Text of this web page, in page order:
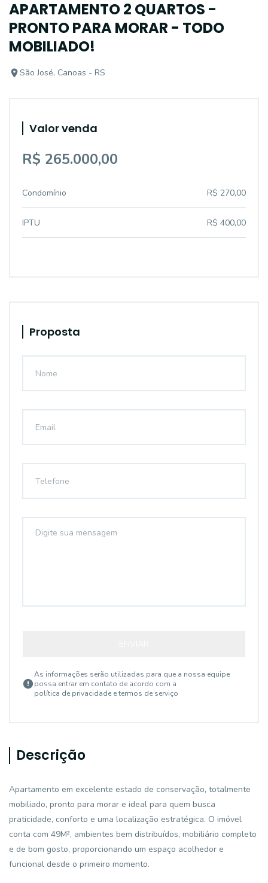
APARTAMENTO 2 QUARTOS -
PRONTO PARA MORAR - TODO
MOBILIADO!
São José, Canoas - RS
Valor venda
R$ 265.000,00
Condomínio R$ 270,00
IPTU R$ 400,00
Proposta
As informações serão utilizadas para que a nossa equipe
possa entrar em contato de acordo com a
política de privacidade e termos de serviço
Descrição
Apartamento em excelente estado de conservação, totalmente
mobiliado, pronto para morar e ideal para quem busca
praticidade, conforto e uma localização estratégica. O imóvel
conta com 49M², ambientes bem distribuídos, mobiliário completo
e de bom gosto, proporcionando um espaço acolhedor e
funcional desde o primeiro momento.